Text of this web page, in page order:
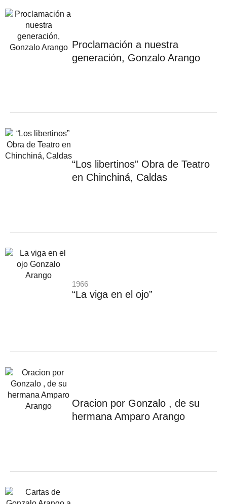
Proclamación a nuestra
generación, Gonzalo Arango
“Los libertinos” Obra de Teatro
en Chinchiná, Caldas
1966
“La viga en el ojo”
Oracion por Gonzalo , de su
hermana Amparo Arango